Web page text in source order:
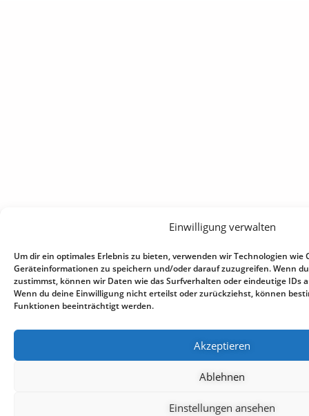
Einwilligung verwalten
Um dir ein optimales Erlebnis zu bieten, verwenden wir Technologien wie
Geräteinformationen zu speichern und/oder darauf zuzugreifen. Wenn
zustimmst, können wir Daten wie das Surfverhalten oder eindeutige IDs
Wenn du deine Einwilligung nicht erteilst oder zurückziehst, können
Funktionen beeinträchtigt werden.
Akzeptieren
Ablehnen
Einstellungen ansehen